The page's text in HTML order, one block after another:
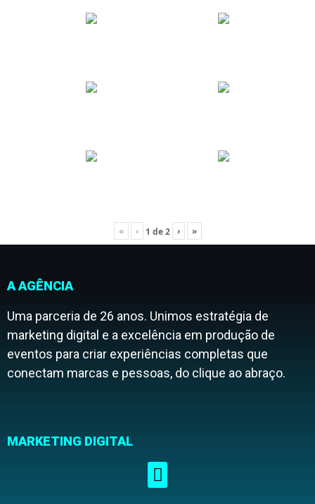
« ‹ 1 de2 › »
A AGÊNCIA
Uma parceria de 26 anos. Unimos estratégia de
marketing digital e a excelência em produção de
eventos para criar experiências completas que
conectam marcas e pessoas, do clique ao abraço.
MARKETING DIGITAL